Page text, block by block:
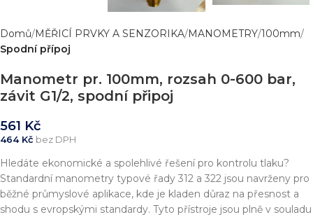
Domů MĚŘICÍ PRVKY A SENZORIKA MANOMETRY 100mm
Spodní přípoj
Manometr pr. 100mm, rozsah 0-600 bar,
závit G1/2, spodní připoj
561 Kč
464 Kč bez DPH
Hledáte ekonomické a spolehlivé řešení pro kontrolu tlaku?
Standardní manometry typové řady 312 a 322 jsou navrženy pro
běžné průmyslové aplikace, kde je kladen důraz na přesnost a
shodu s evropskými standardy. Tyto přístroje jsou plně v souladu